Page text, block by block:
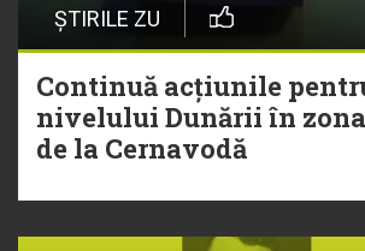
ȘTIRILE ZU
Continuă acțiunile
nivelului Dunării în
de la Cernavodă